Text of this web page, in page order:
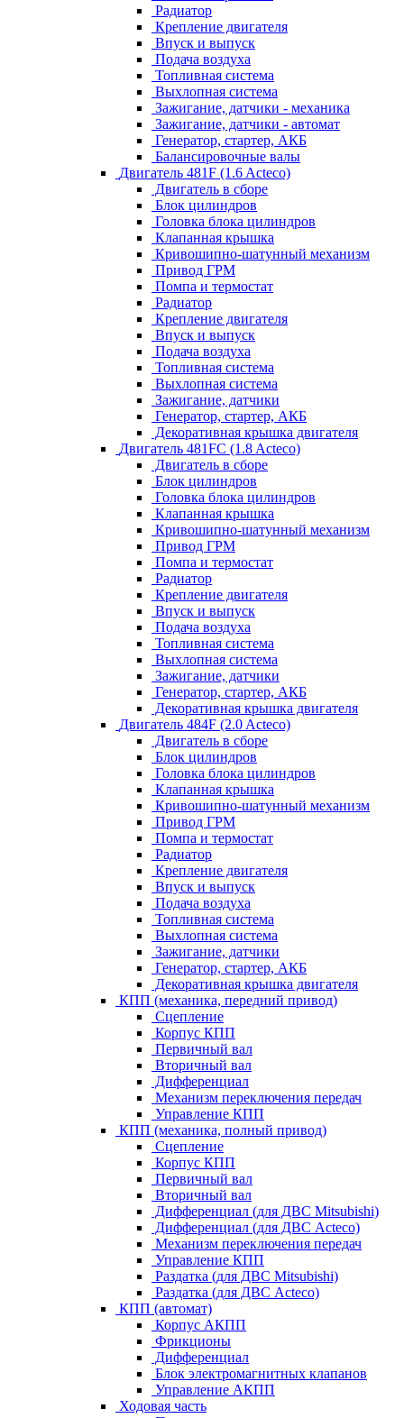
Радиатор
Крепление двигателя
Впуск и выпуск
Подача воздуха
Топливная система
Выхлопная система
Зажигание, датчики - механика
Зажигание, датчики - автомат
Генератор, стартер, АКБ
Балансировочные валы
Двигатель 481F (1.6 Acteco)
Двигатель в сборе
Блок цилиндров
Головка блока цилиндров
Клапанная крышка
Кривошипно-шатунный механизм
Привод ГРМ
Помпа и термостат
Радиатор
Крепление двигателя
Впуск и выпуск
Подача воздуха
Топливная система
Выхлопная система
Зажигание, датчики
Генератор, стартер, АКБ
Декоративная крышка двигателя
Двигатель 481FC (1.8 Acteco)
Двигатель в сборе
Блок цилиндров
Головка блока цилиндров
Клапанная крышка
Кривошипно-шатунный механизм
Привод ГРМ
Помпа и термостат
Радиатор
Крепление двигателя
Впуск и выпуск
Подача воздуха
Топливная система
Выхлопная система
Зажигание, датчики
Генератор, стартер, АКБ
Декоративная крышка двигателя
Двигатель 484F (2.0 Acteco)
Двигатель в сборе
Блок цилиндров
Головка блока цилиндров
Клапанная крышка
Кривошипно-шатунный механизм
Привод ГРМ
Помпа и термостат
Радиатор
Крепление двигателя
Впуск и выпуск
Подача воздуха
Топливная система
Выхлопная система
Зажигание, датчики
Генератор, стартер, АКБ
Декоративная крышка двигателя
КПП (механика, передний привод)
Сцепление
Корпус КПП
Первичный вал
Вторичный вал
Дифференциал
Механизм переключения передач
Управление КПП
КПП (механика, полный привод)
Сцепление
Корпус КПП
Первичный вал
Вторичный вал
Дифференциал (для ДВС Mitsubishi)
Дифференциал (для ДВС Acteco)
Механизм переключения передач
Управление КПП
Раздатка (для ДВС Mitsubishi)
Раздатка (для ДВС Acteco)
КПП (автомат)
Корпус АКПП
Фрикционы
Дифференциал
Блок электромагнитных клапанов
Управление АКПП
Ходовая часть